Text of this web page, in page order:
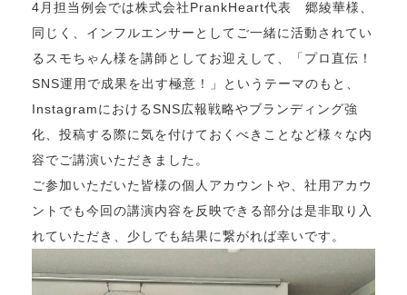
4月担当例会では株式会社PrankHeart代表 郷綾華様、
同じく、インフルエンサーとしてご一緒に活動されてい
るスモちゃん様を講師としてお迎えして、「プロ直伝！
SNS運用で成果を出す極意！」というテーマのもと、
InstagramにおけるSNS広報戦略やブランディング強
化、投稿する際に気を付けておくべきことなど様々な内
容でご講演いただきました。
ご参加いただいた皆様の個人アカウントや、社用アカウ
ントでも今回の講演内容を反映できる部分は是非取り入
れていただき、少しでも結果に繋がれば幸いです。